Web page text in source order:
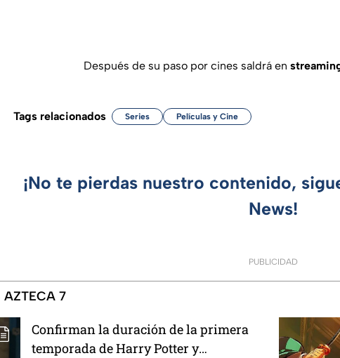
Después de su paso por cines saldrá en
Tags relacionados Series Películas y Cine
¡No te pierdas nuestro contenido,
News!
PUBLICIDAD
AZTECA 7
Confirman la duración de la primera
temporada de Harry Potter y